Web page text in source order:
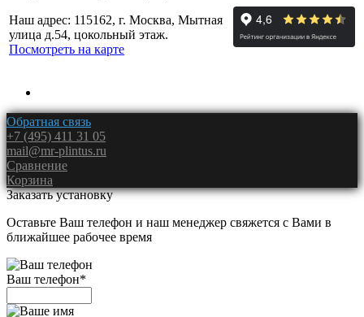
Наш адрес: 115162, г. Москва, Мытная
улица д.54, цокольный этаж.
Посмотреть на карте
Обратная связь
+7 (495) 411 31 05
mail@mr-plintus.ru
Сравнение
Корзина
Заказать установку
Оставьте Ваш телефон и наш менеджер свяжется с Вами в
ближайшее рабочее время
Ваш телефон*